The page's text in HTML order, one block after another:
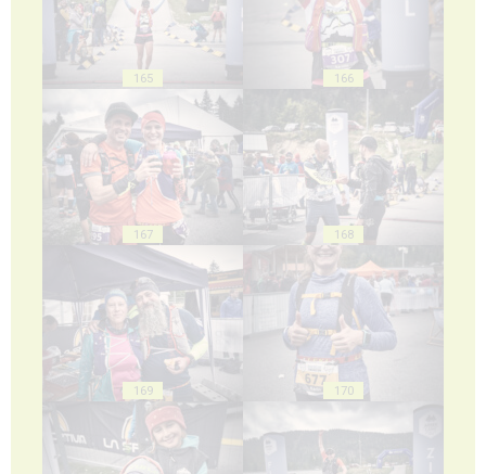
165 166
167 168
169 170